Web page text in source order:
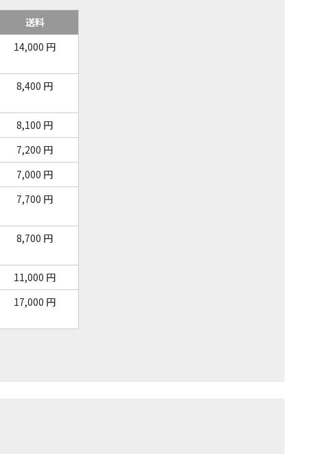
送料
14,000 円
8,400 円
8,100 円
7,200 円
7,000 円
7,700 円
8,700 円
11,000 円
17,000 円